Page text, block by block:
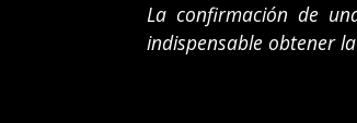
La confirmación de
indispensable obtener